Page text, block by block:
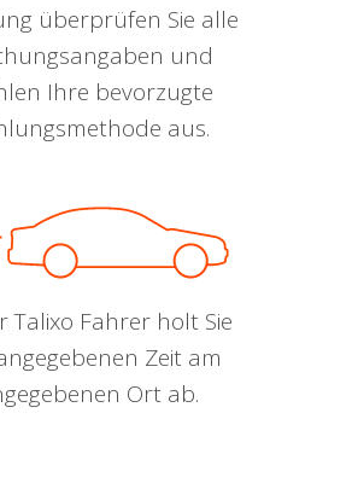
überprüfen Sie alle
und
Ihre bevorzugte
aus.
Talixo Fahrer holt Sie
Zeit am
Ort ab.